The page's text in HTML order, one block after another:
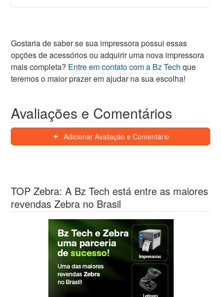
Gostaria de saber se sua impressora possui essas
opções de acessórios ou adquirir uma nova impressora
mais completa? Entre em contato com a Bz Tech que
teremos o maior prazer em ajudar na sua escolha!
Avaliações e Comentários
Adicionar Avaliação e Comentário
TOP Zebra: A Bz Tech está entre as maiores
revendas Zebra no Brasil